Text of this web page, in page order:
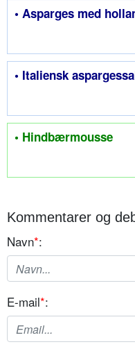
• Asparges med
• Italiensk
• Hindbærmousse
Kommentarer og
Navn*:
E-mail*: